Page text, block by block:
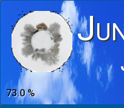
73.0 %